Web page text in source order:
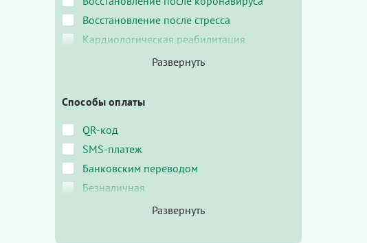
Восстановление после стресса
Кардиологическая реабилитация
Способы оплаты
QR-код
SMS-платеж
Банковским переводом
Безналичная